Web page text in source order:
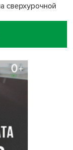
сверхурочной